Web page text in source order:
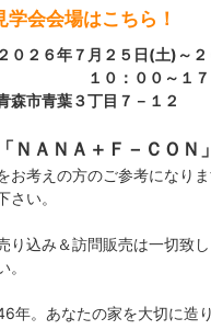
学会会場はこちら！
０２６年７月２５日(土)～
１０：００～１
市青葉３丁目７－１２
「ＮＡＮＡ＋Ｆ－ＣＯＮ」
お考えの方のご参考になり
さい。
り込み＆訪問販売は一切致
。
年。あなたの家を大切に造